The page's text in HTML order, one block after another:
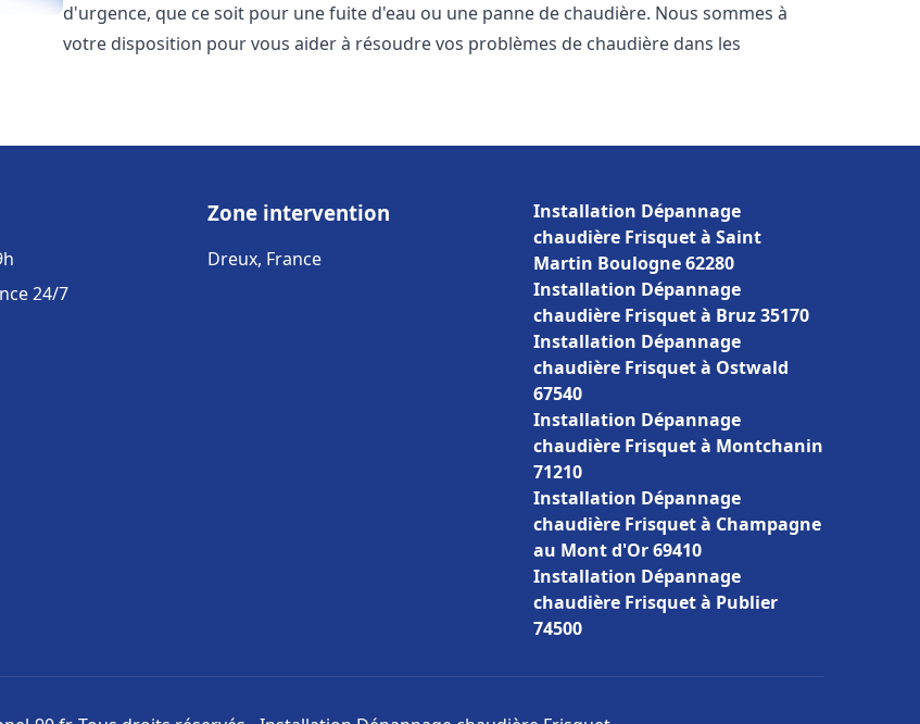
d'urgence, que ce soit pour une fuite d'eau ou une panne de chaudière. Nous sommes à
votre disposition pour vous aider à résoudre vos problèmes de chaudière dans les
24/7
Zone intervention
Dreux, France
Installation Dépannage
chaudière Frisquet à Saint
Martin Boulogne 62280
Installation Dépannage
chaudière Frisquet à Bruz 35170
Installation Dépannage
chaudière Frisquet à Ostwald
67540
Installation Dépannage
chaudière Frisquet à Montchanin
71210
Installation Dépannage
chaudière Frisquet à Champagne
au Mont d'Or 69410
Installation Dépannage
chaudière Frisquet à Publier
74500